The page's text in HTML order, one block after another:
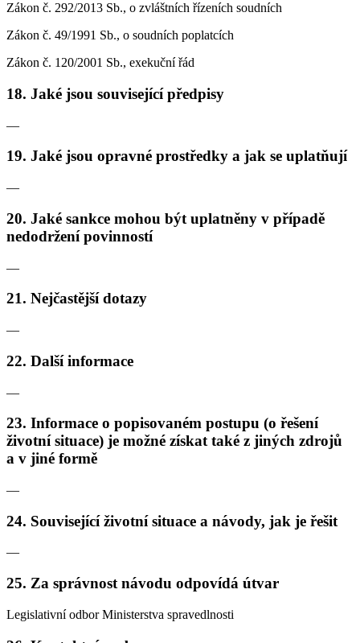
Zákon č. 292/2013 Sb., o zvláštních řízeních soudních
Zákon č. 49/1991 Sb., o soudních poplatcích
Zákon č. 120/2001 Sb., exekuční řád
18. Jaké jsou související předpisy
—
19. Jaké jsou opravné prostředky a jak se uplatňují
—
20. Jaké sankce mohou být uplatněny v případě
nedodržení povinností
—
21. Nejčastější dotazy
—
22. Další informace
—
23. Informace o popisovaném postupu (o řešení
životní situace) je možné získat také z jiných zdrojů
a v jiné formě
—
24. Související životní situace a návody, jak je řešit
—
25. Za správnost návodu odpovídá útvar
Legislativní odbor Ministerstva spravedlnosti